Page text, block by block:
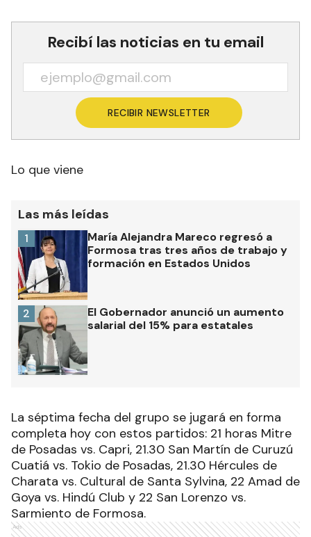
Recibí las noticias en tu email
RECIBIR NEWSLETTER
Lo que viene
Las más leídas
María Alejandra Mareco regresó a
Formosa tras tres años de trabajo y
formación en Estados Unidos
1
El Gobernador anunció un aumento
salarial del 15% para estatales
2
La séptima fecha del grupo se jugará en forma
completa hoy con estos partidos: 21 horas Mitre
de Posadas vs. Capri, 21.30 San Martín de Curuzú
Cuatiá vs. Tokio de Posadas, 21.30 Hércules de
Charata vs. Cultural de Santa Sylvina, 22 Amad de
Goya vs. Hindú Club y 22 San Lorenzo vs.
Sarmiento de Formosa.
Ads